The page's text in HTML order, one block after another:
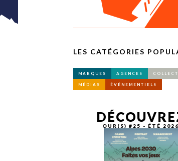
LES CATÉGORIES
MARQUES AGENCES
MÉDIAS ÉVÉNEMENTIELS
OUR(S) #25 - ÉTÉ 2026